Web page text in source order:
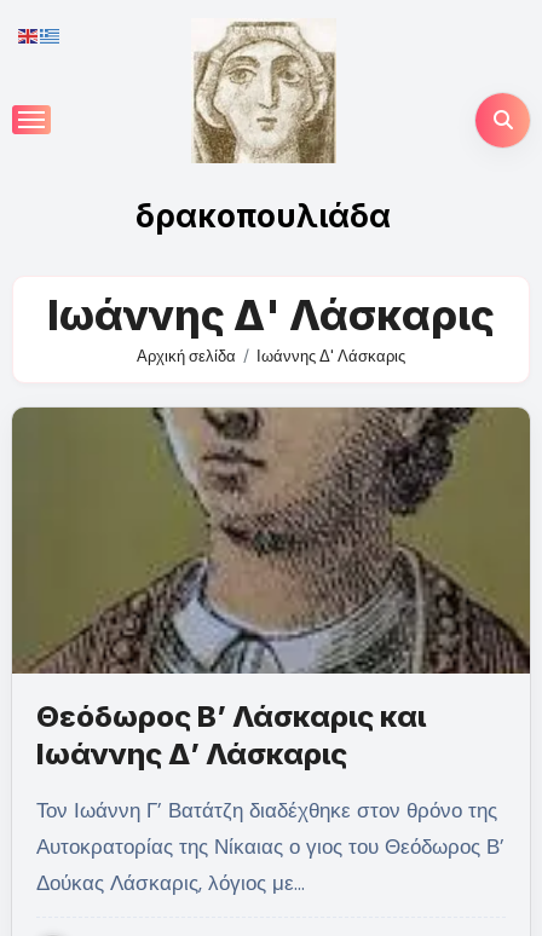
to
δρακοπουλιάδα
Ιωάννης Δ' Λάσκαρις
Αρχική σελίδα Ιωάννης Δ' Λάσκαρις
Θεόδωρος Β’ Λάσκαρις και
Ιωάννης Δ’ Λάσκαρις
Τον Ιωάννη Γ’ Βατάτζη διαδέχθηκε στον θρόνο της
Αυτοκρατορίας της Νίκαιας ο γιος του Θεόδωρος Β’
Δούκας Λάσκαρις, λόγιος με…